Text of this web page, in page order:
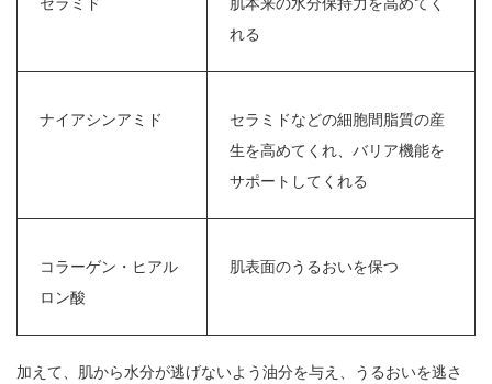
れる
ナイアシンアミド
セラミドなどの細胞間脂質の産
生を高めてくれ、バリア機能を
サポートしてくれる
コラーゲン・ヒアル
ロン酸
肌表面のうるおいを保つ
加えて、肌から水分が逃げないよう油分を与え、うるおいを逃さ